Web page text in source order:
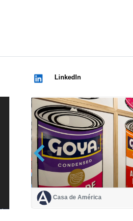
LinkedIn
Casa de América